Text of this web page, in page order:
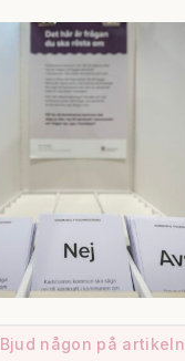
Bjud någon på artikeln